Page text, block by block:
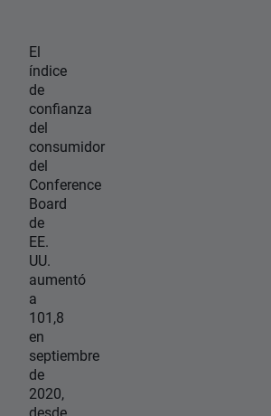
El
índice
de
confianza
del
consumidor
del
Conference
Board
de
EE.
UU.
aumentó
a
101,8
en
septiembre
de
2020,
desde